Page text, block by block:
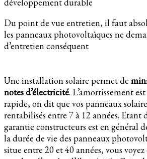
développement durable
Du point de vue entretien, il faut
les panneaux photovoltaïques ne
d’entretien conséquent
Une installation solaire permet de
notes d’électricité. L’amortissement
rapide, on dit que vos panneaux
rentabilisés entre 7 à 12 années. Etant
garantie constructeurs est en général
la durée de vie des panneaux
situe entre 20 et 40 années, vous